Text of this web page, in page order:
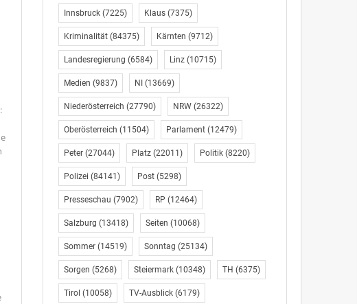
Innsbruck(7225) Klaus(7375)
Kriminalität(84375) Kärnten (9712)
Landesregierung (6584) Linz(10715)
Medien (9837) NI (13669)
Niederösterreich (27790) NRW(26322)
Oberösterreich (11504) Parlament(12479)
Peter(27044) Platz(22011) Politik(8220)
Polizei (84141) Post(5298)
Presseschau (7902) RP (12464)
Salzburg (13418) Seiten (10068)
Sommer(14519) Sonntag (25134)
Sorgen (5268) Steiermark(10348) TH (6375)
Tirol (10058) TV-Ausblick(6179)